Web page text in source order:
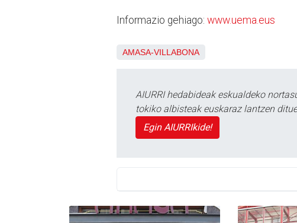
Informazio gehiago: www.uema.eus
AMASA-VILLABONA
AIURRI hedabideak eskualdeko
tokiko albisteak euskaraz lantzen
Egin AIURRIkide!